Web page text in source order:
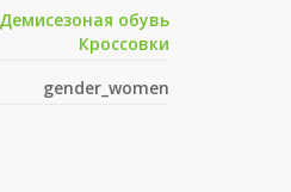
Демисезоная обувь
Кроссовки
gender_women